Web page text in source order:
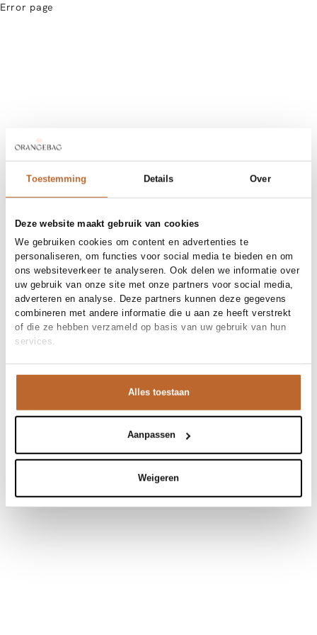
Toestemming Details Over
Deze website maakt gebruik van cookies
We gebruiken cookies om content en advertenties te
personaliseren, om functies voor social media te bieden en om
ons websiteverkeer te analyseren. Ook delen we informatie over
uw gebruik van onze site met onze partners voor social media,
adverteren en analyse. Deze partners kunnen deze gegevens
combineren met andere informatie die u aan ze heeft verstrekt
of die ze hebben verzameld op basis van uw gebruik van hun
services.
Alles toestaan
Aanpassen
Weigeren
Error page